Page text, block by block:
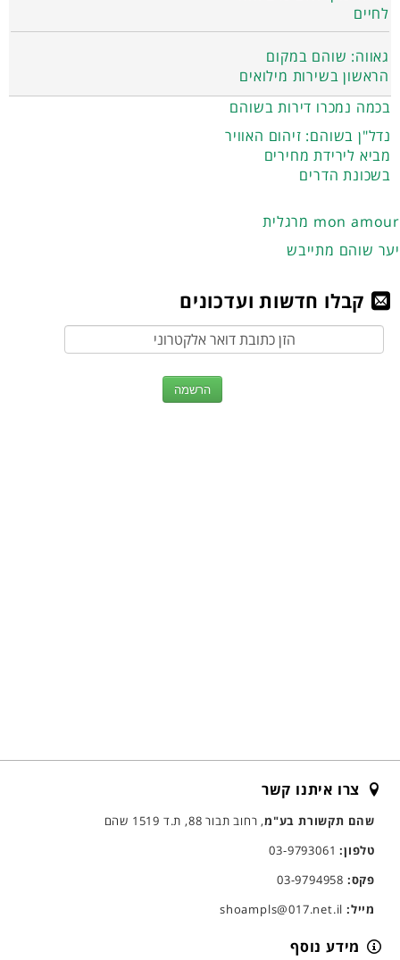
לחיים
גאווה: שוהם במקום
הראשון בשירות מילואים
בכמה נמכרו דירות בשוהם
נדל"ן בשוהם: זיהום האוויר
מביא לירידת מחירים
בשכונת הדרים
מרגלית mon amour
יער שוהם מתייבש
קבלו חדשות ועדכונים
צרו איתנו קשר
שהם תקשורת בע"מ, רחוב תבור 88, ת.ד 1519 שהם
טלפון:03-9793061
פקס:
מייל:
מידע נוסף